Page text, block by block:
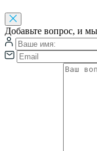
Добавьте вопрос, и